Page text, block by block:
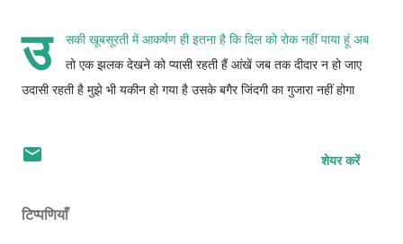
उ
सकी खूबसूरती में आकर्षण ही इतना है कि दिल को रोक नहीं पाया हूं अब
तो एक झलक देखने को प्यासी रहती हैं आंखें जब तक दीदार न हो जाए
उदासी रहती है मुझे भी यकीन हो गया है उसके बगैर जिंदगी का गुजारा नहीं होगा
शेयर करें
टिप्पणियाँ